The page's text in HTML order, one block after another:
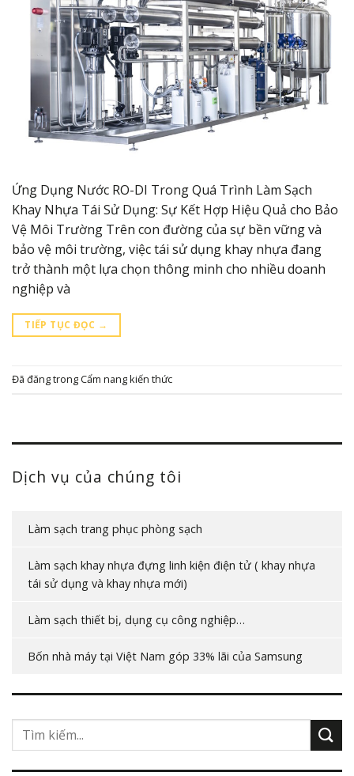
Ứng Dụng Nước RO-DI Trong Quá Trình Làm Sạch
Khay Nhựa Tái Sử Dụng: Sự Kết Hợp Hiệu Quả cho Bảo
Vệ Môi Trường Trên con đường của sự bền vững và
bảo vệ môi trường, việc tái sử dụng khay nhựa đang
trở thành một lựa chọn thông minh cho nhiều doanh
nghiệp và
TIẾP TỤC ĐỌC →
Đã đăng trongCẩm nang kiến thức
Dịch vụ của chúng tôi
Làm sạch trang phục phòng sạch
Làm sạch khay nhựa đựng linh kiện điện tử ( khay nhựa
tái sử dụng và khay nhựa mới)
Làm sạch thiết bị, dụng cụ công nghiệp…
Bốn nhà máy tại Việt Nam góp 33% lãi của Samsung